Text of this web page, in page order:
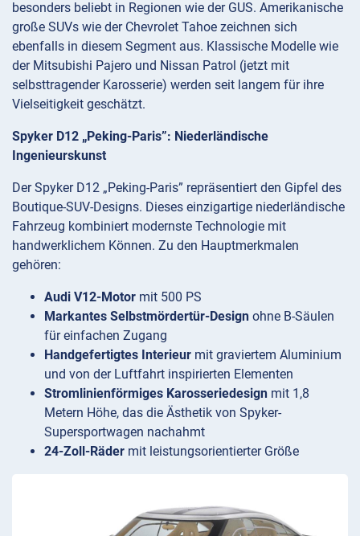
besonders beliebt in Regionen wie der GUS. Amerikanische
große SUVs wie der Chevrolet Tahoe zeichnen sich
ebenfalls in diesem Segment aus. Klassische Modelle wie
der Mitsubishi Pajero und Nissan Patrol (jetzt mit
selbsttragender Karosserie) werden seit langem für ihre
Vielseitigkeit geschätzt.
Spyker D12 „Peking-Paris”: Niederländische
Ingenieurskunst
Der Spyker D12 „Peking-Paris” repräsentiert den Gipfel des
Boutique-SUV-Designs. Dieses einzigartige niederländische
Fahrzeug kombiniert modernste Technologie mit
handwerklichem Können. Zu den Hauptmerkmalen
gehören:
Audi V12-Motor mit 500 PS
Markantes Selbstmördertür-Design ohne B-Säulen
für einfachen Zugang
Handgefertigtes Interieur mit graviertem Aluminium
und von der Luftfahrt inspirierten Elementen
Stromlinienförmiges Karosseriedesign mit 1,8
Metern Höhe, das die Ästhetik von Spyker-
Supersportwagen nachahmt
24-Zoll-Räder mit leistungsorientierter Größe